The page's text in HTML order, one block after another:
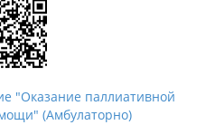
"Оказание паллиативной
(Амбулаторно)